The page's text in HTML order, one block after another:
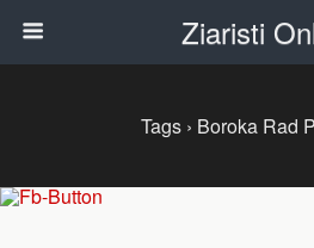
Ziaristi
Tags › Boroka Rad